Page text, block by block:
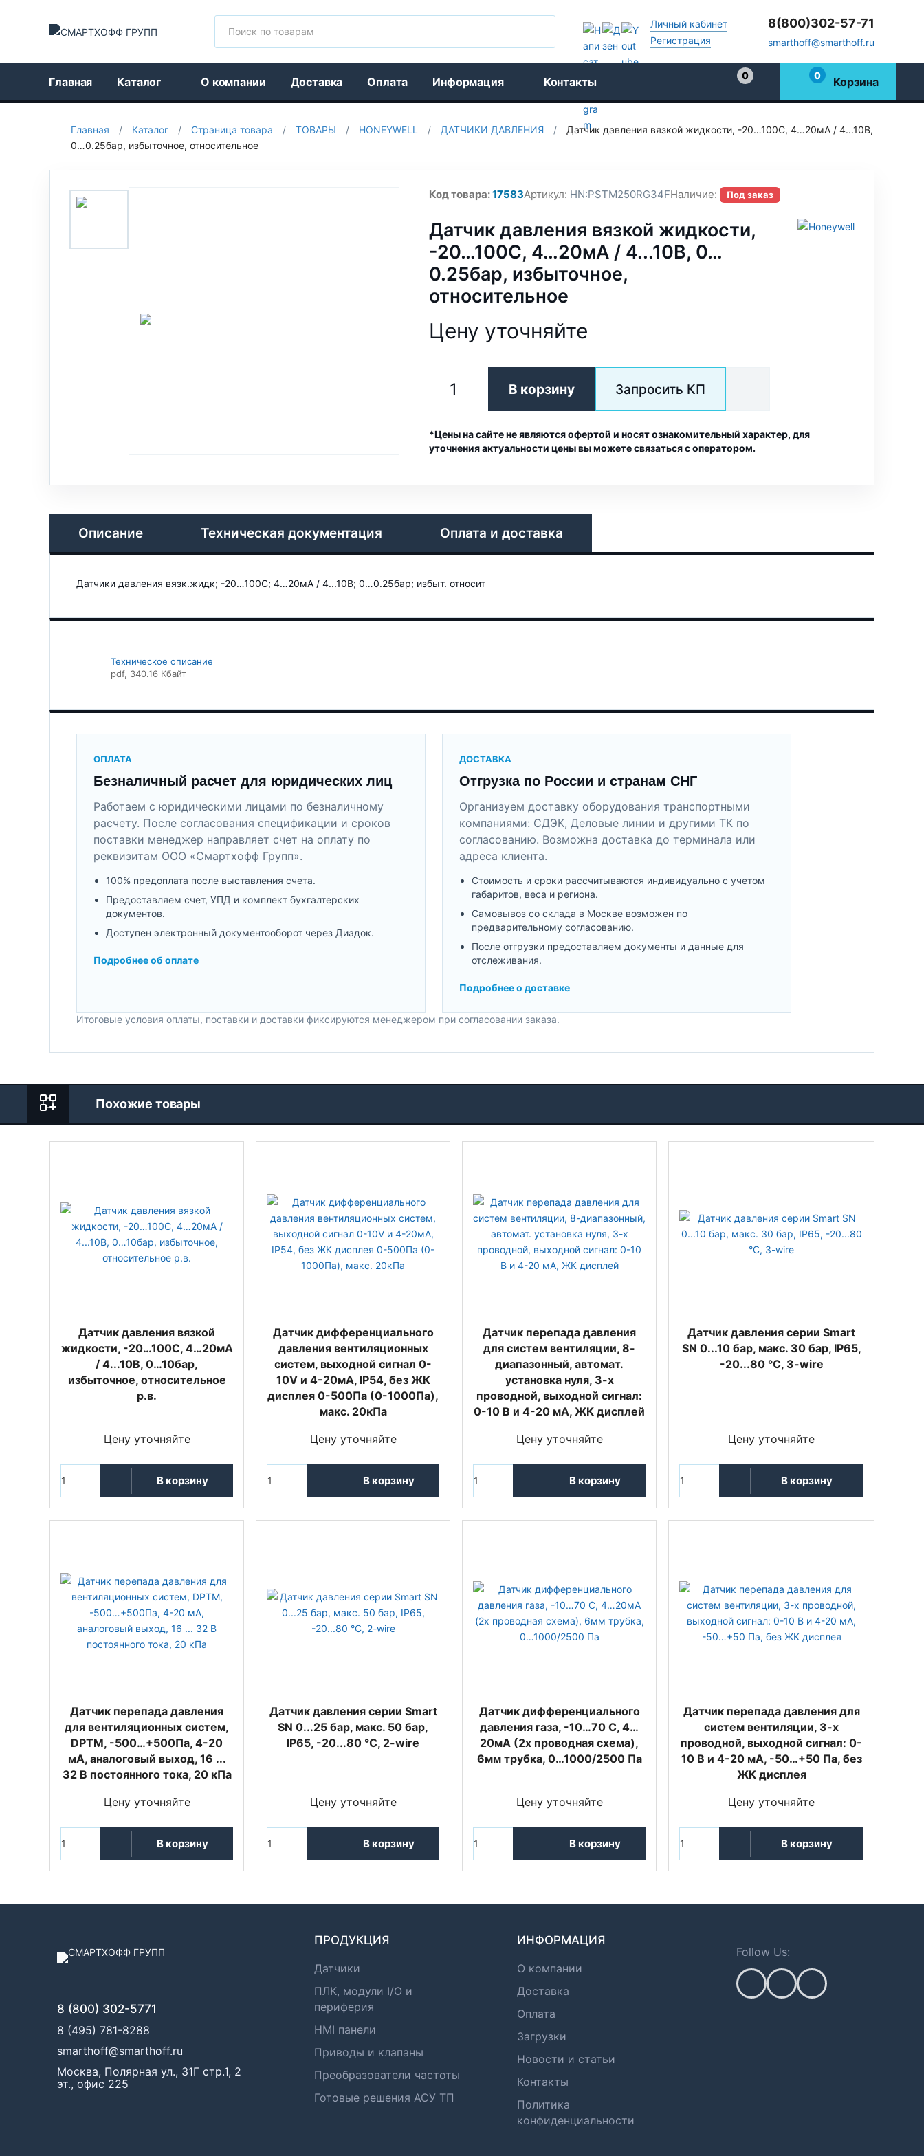
Личный кабинет
Регистрация
8(800)302-57-71
smarthoff@smarthoff.ru
Главная Каталог О компании Доставка Оплата Информация Контакты
0
0 Корзина
Главная / Каталог / Страница товара / ТОВАРЫ / HONEYWELL / ДАТЧИКИ ДАВЛЕНИЯ /
Датчик давления вязкой жидкости, -20…100С, 4…20мА / 4...10В,
0…0.25бар, избыточное, относительное
Код товара:17583Артикул: HN:PSTM250RG34FНаличие: Под заказ
Датчик давления вязкой жидкости,
-20…100С, 4…20мА / 4...10В, 0…
0.25бар, избыточное,
относительное
Цену уточняйте
В корзину Запросить КП
*Цены на сайте не являются офертой и носят ознакомительный характер, для
уточнения актуальности цены вы можете связаться с оператором.
Описание Техническая документация Оплата и доставка
Датчики давления вязк.жидк; -20…100С; 4…20мА / 4...10В; 0…0.25бар; избыт. относит
Техническое описание
pdf, 340.16 Кбайт
ОПЛАТА
Безналичный расчет для юридических лиц
Работаем с юридическими лицами по безналичному
расчету. После согласования спецификации и сроков
поставки менеджер направляет счет на оплату по
реквизитам ООО «Смартхофф Групп».
100% предоплата после выставления счета.
Предоставляем счет, УПД и комплект бухгалтерских
документов.
Доступен электронный документооборот через Диадок.
Подробнее об оплате
ДОСТАВКА
Отгрузка по России и странам СНГ
Организуем доставку оборудования транспортными
компаниями: СДЭК, Деловые линии и другими ТК по
согласованию. Возможна доставка до терминала или
адреса клиента.
Стоимость и сроки рассчитываются индивидуально с учетом
габаритов, веса и региона.
Самовывоз со склада в Москве возможен по
предварительному согласованию.
После отгрузки предоставляем документы и данные для
отслеживания.
Подробнее о доставке
Итоговые условия оплаты, поставки и доставки фиксируются менеджером при согласовании заказа.
Похожие товары
Датчик давления вязкой
жидкости, -20…100С, 4…20мА
/ 4...10В, 0…10бар,
избыточное, относительное
р.в.
Цену уточняйте
В корзину
Датчик дифференциального
давления вентиляционных
систем, выходной сигнал 0-
10V и 4-20мА, IP54, без ЖК
дисплея 0-500Па (0-1000Па),
макс. 20кПа
Цену уточняйте
В корзину
Датчик перепада давления
для систем вентиляции, 8-
диапазонный, автомат.
установка нуля, 3-х
проводной, выходной сигнал:
0-10 В и 4-20 мА, ЖК дисплей
Цену уточняйте
В корзину
Датчик давления серии Smart
SN 0...10 бар, макс. 30 бар, IP65,
-20...80 °C, 3-wire
Цену уточняйте
В корзину
Датчик перепада давления
для вентиляционных систем,
DPTM, -500…+500Па, 4-20
мА, аналоговый выход, 16 ...
32 В постоянного тока, 20 кПа
Цену уточняйте
В корзину
Датчик давления серии Smart
SN 0...25 бар, макс. 50 бар,
IP65, -20...80 °C, 2-wire
Цену уточняйте
В корзину
Датчик дифференциального
давления газа, -10…70 С, 4…
20мА (2х проводная схема),
6мм трубка, 0…1000/2500 Па
Цену уточняйте
В корзину
Датчик перепада давления для
систем вентиляции, 3-х
проводной, выходной сигнал: 0-
10 В и 4-20 мА, -50…+50 Па, без
ЖК дисплея
Цену уточняйте
В корзину
8 (800) 302-5771
8 (495) 781-8288
smarthoff@smarthoff.ru
Москва, Полярная ул., 31Г стр.1, 2
эт., офис 225
ПРОДУКЦИЯ
Датчики
ПЛК, модули I/O и
периферия
HMI панели
Приводы и клапаны
Преобразователи частоты
Готовые решения АСУ ТП
ИНФОРМАЦИЯ
О компании
Доставка
Оплата
Загрузки
Новости и статьи
Контакты
Политика
конфиденциальности
Follow Us: